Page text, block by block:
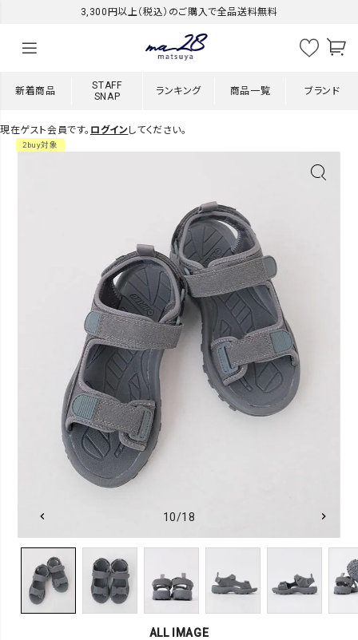
3,300円以上（税込）のご購入で全品送料無料
新着商品
STAFF
SNAP
ランキング 商品一覧 ブランド
現在ゲスト会員です。 ログインしてください。
2buy対象
10/18
ALL IMAGE